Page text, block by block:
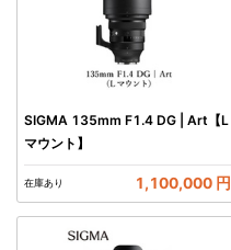
SIGMA 135mm F1.4 DG | Art【L
マウント】
在庫あり 1,100,000 円